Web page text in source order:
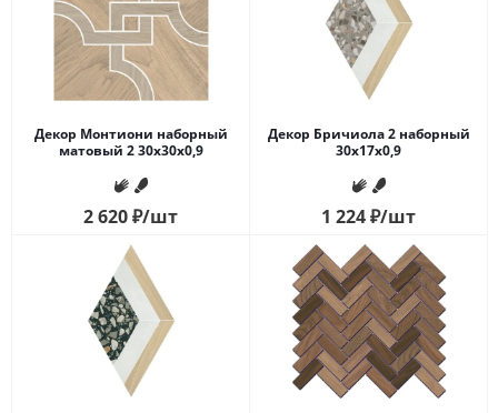
Декор Монтиони наборный
матовый 2 30x30x0,9
2 620₽/шт
Декор Бричиола 2 наборный
30x17x0,9
1 224₽/шт